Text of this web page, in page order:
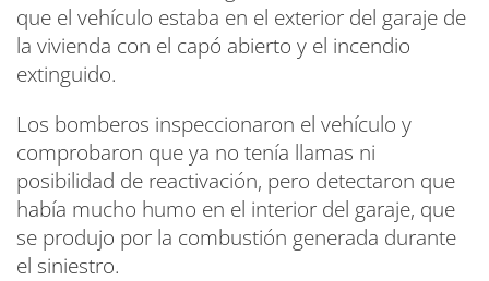
que el vehículo estaba en el exterior del garaje de
la vivienda con el capó abierto y el incendio
extinguido.
Los bomberos inspeccionaron el vehículo y
comprobaron que ya no tenía llamas ni
posibilidad de reactivación, pero detectaron que
había mucho humo en el interior del garaje, que
se produjo por la combustión generada durante
el siniestro.